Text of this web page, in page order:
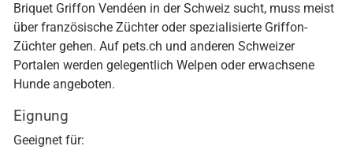
Briquet Griffon Vendéen in der Schweiz sucht, muss meist
über französische Züchter oder spezialisierte Griffon-
Züchter gehen. Auf pets.ch und anderen Schweizer
Portalen werden gelegentlich Welpen oder erwachsene
Hunde angeboten.
Eignung
Geeignet für: